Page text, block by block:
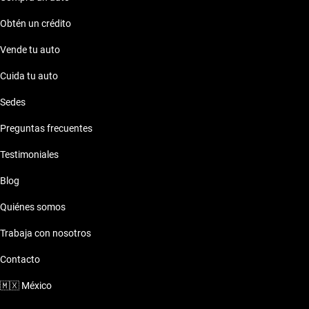
Obtén un crédito
Vende tu auto
Cuida tu auto
Sedes
Preguntas frecuentes
Testimoniales
Blog
Quiénes somos
Trabaja con nosotros
Contacto
🇲🇽 México